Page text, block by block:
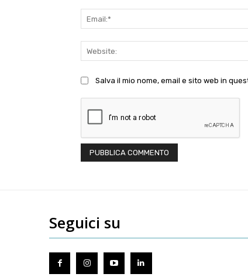
Salva il mio nome, email e sito web in
Seguici su